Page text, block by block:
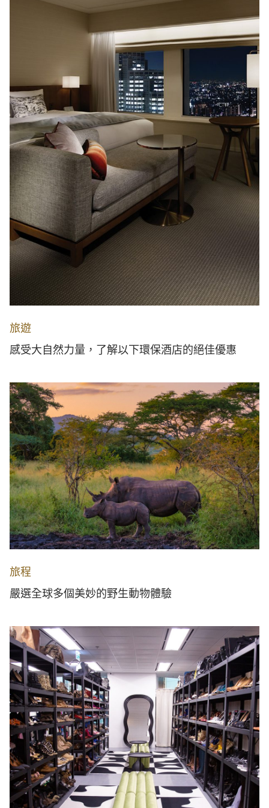
旅遊
感受大自然力量，了解以下環保酒店的絕佳優惠
旅程
嚴選全球多個美妙的野生動物體驗